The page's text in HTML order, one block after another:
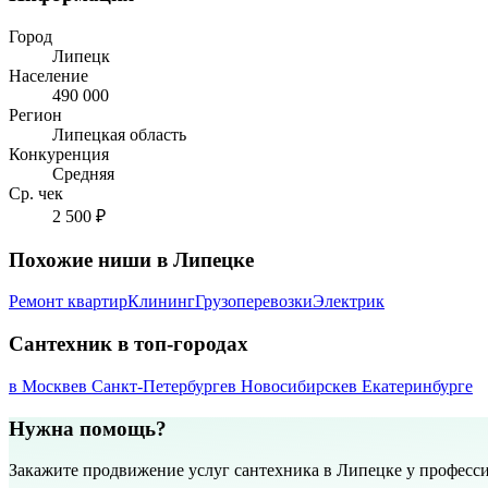
Город
Липецк
Население
490 000
Регион
Липецкая область
Конкуренция
Средняя
Ср. чек
2 500 ₽
Похожие ниши в Липецке
Ремонт квартирКлинингГрузоперевозкиЭлектрик
Сантехник в топ-городах
в Москвев Санкт-Петербургев Новосибирскев Екатеринбурге
Нужна помощь?
Закажите продвижение услуг сантехника в Липецке у